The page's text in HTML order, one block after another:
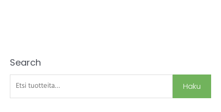
Search
E
t
Haku